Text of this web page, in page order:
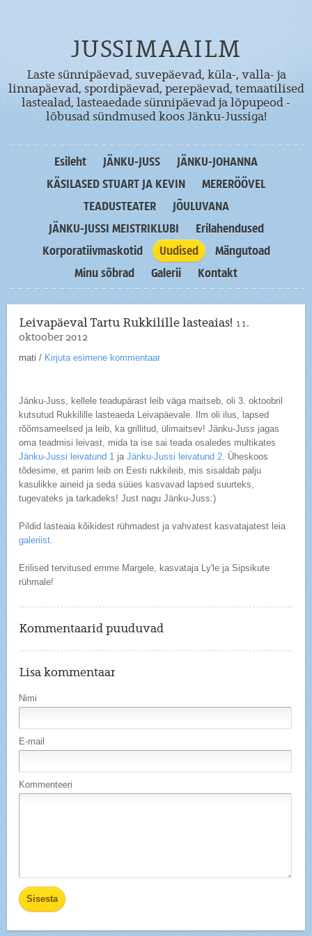
JUSSIMAAILM
Laste sünnipäevad, suvepäevad, küla-, valla- ja
linnapäevad, spordipäevad, perepäevad, temaatilised
lastealad, lasteaedade sünnipäevad ja lõpupeod -
lõbusad sündmused koos Jänku-Jussiga!
Esileht JÄNKU-JUSS
JÄNKU-JOHANNA
KÄSILASED STUART JA KEVIN
MERERÖÖVEL
TEADUSTEATER
JÕULUVANA
JÄNKU-JUSSI MEISTRIKLUBI
Erilahendused
Korporatiivmaskotid
Uudised
Mängutoad
Minu sõbrad
Galerii Kontakt
Leivapäeval Tartu Rukkilille lasteaias! 11.
oktoober 2012
mati / Kirjuta esimene kommentaar
Jänku-Juss, kellele teadupärast leib väga maitseb, oli 3. oktoobril
kutsutud Rukkilille lasteaeda Leivapäevale. Ilm oli ilus, lapsed
rõõmsameelsed ja leib, ka grillitud, ülimaitsev! Jänku-Juss jagas
oma teadmisi leivast, mida ta ise sai teada osaledes multikates
Jänku-Jussi leivatund 1 jaJänku-Jussi leivatund 2. Üheskoos
tõdesime, et parim leib on Eesti rukkileib, mis sisaldab palju
kasulikke aineid ja seda süües kasvavad lapsed suurteks,
tugevateks ja tarkadeks! Just nagu Jänku-Juss:)
Pildid lasteaia kõikidest rühmadest ja vahvatest kasvatajatest leia
galeriist.
Erilised tervitused emme Margele, kasvataja Ly'le ja Sipsikute
rühmale!
Kommentaarid puuduvad
Lisa kommentaar
Nimi
E-mail
Kommenteeri